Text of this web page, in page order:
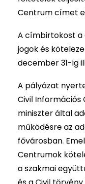
Centrum címet
A címbirtokost a
jogok és
december 31-ig
A pályázat
Civil
miniszter által
működésre az
fővárosban.
Centrumok
a szakmai